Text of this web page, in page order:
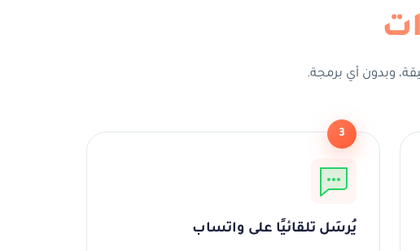
وبدون أي برمجة.
3
يُرسَل تلقائيًا على واتساب